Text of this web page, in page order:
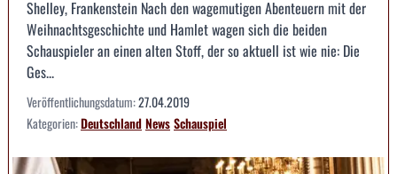
Shelley, Frankenstein Nach den wagemutigen Abenteuern mit der
Weihnachtsgeschichte und Hamlet wagen sich die beiden
Schauspieler an einen alten Stoff, der so aktuell ist wie nie: Die
Ges...
Veröffentlichungsdatum:27.04.2019
Kategorien:DeutschlandNewsSchauspiel